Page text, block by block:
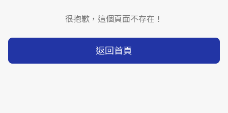
很抱歉，這個頁面不存在！
返回首頁